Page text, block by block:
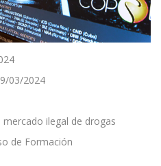
03/2024
mercado ilegal de drogas
de Formación